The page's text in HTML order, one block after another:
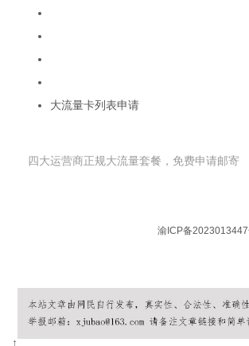
大流量卡列表申请
四大运营商正规大流量套餐，免费申请邮寄
渝ICP备
↑